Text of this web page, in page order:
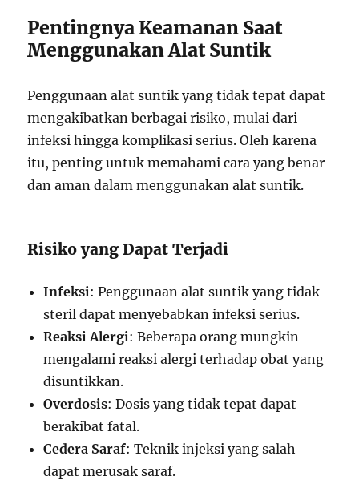
Pentingnya Keamanan Saat
Menggunakan Alat Suntik
Penggunaan alat suntik yang tidak tepat dapat
mengakibatkan berbagai risiko, mulai dari
infeksi hingga komplikasi serius. Oleh karena
itu, penting untuk memahami cara yang benar
dan aman dalam menggunakan alat suntik.
Risiko yang Dapat Terjadi
Infeksi: Penggunaan alat suntik yang tidak
steril dapat menyebabkan infeksi serius.
Reaksi Alergi: Beberapa orang mungkin
mengalami reaksi alergi terhadap obat yang
disuntikkan.
Overdosis: Dosis yang tidak tepat dapat
berakibat fatal.
Cedera Saraf: Teknik injeksi yang salah
dapat merusak saraf.